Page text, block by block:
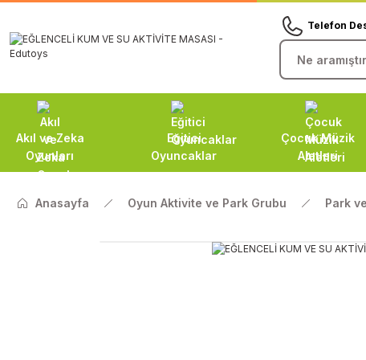
Telefon
Akıl ve Zeka
Oyunları
Eğitici
Oyuncaklar
Çocuk Müzik
Aletleri
Anasayfa Oyun Aktivite ve Park Grubu Park